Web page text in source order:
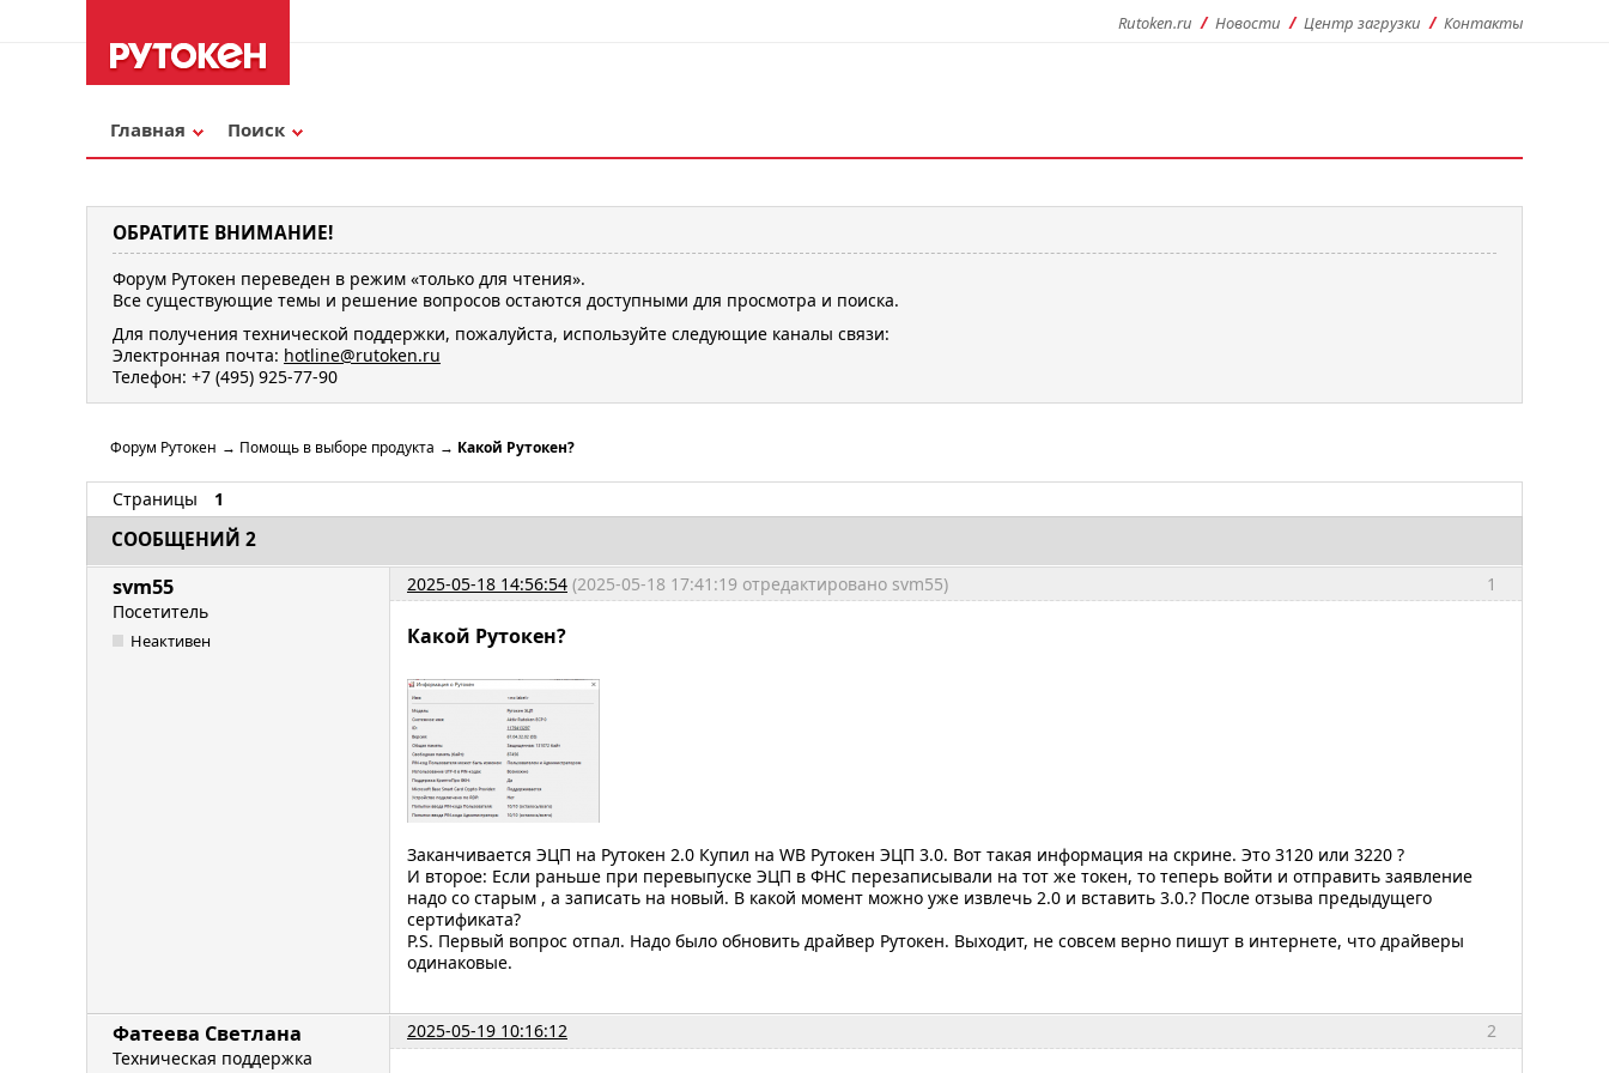
Rutoken.ru Новости Центр загрузки Контакты
Главная Поиск
ОБРАТИТЕ ВНИМАНИЕ!
Форум Рутокен переведен в режим «только для чтения».
Все существующие темы и решение вопросов остаются доступными для просмотра и поиска.
Для получения технической поддержки, пожалуйста, используйте следующие каналы связи:
Электронная почта: hotline@rutoken.ru
Телефон: +7 (495) 925-77-90
Форум Рутокен → Помощь в выборе продукта → Какой Рутокен?
Страницы 1
СООБЩЕНИЙ 2
1
svm55 2025-05-18 14:56:54 (2025-05-18 17:41:19 отредактировано svm55)
Посетитель
Неактивен Какой Рутокен?
Заканчивается ЭЦП на Рутокен 2.0 Купил на WB Рутокен ЭЦП 3.0. Вот такая информация на скрине. Это 3120 или 3220 ?
И второе: Если раньше при перевыпуске ЭЦП в ФНС перезаписывали на тот же токен, то теперь войти и отправить заявление
надо со старым , а записать на новый. В какой момент можно уже извлечь 2.0 и вставить 3.0.? После отзыва предыдущего
сертификата?
P.S. Первый вопрос отпал. Надо было обновить драйвер Рутокен. Выходит, не совсем верно пишут в интернете, что драйверы
одинаковые.
2
Фатеева Светлана
2025-05-19 10:16:12
Техническая поддержка